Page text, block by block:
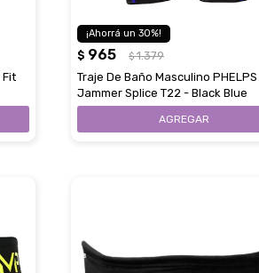
Fit
30
$ 965 $ 1.379
Traje De Baño Masculino PHELPS
Jammer Splice T22 - Black Blue